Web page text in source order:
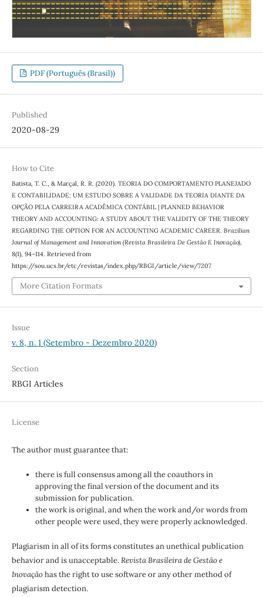
PDF (Português (Brasil))
Published
2020-08-29
How to Cite
Batista, T. C., & Marçal, R. R. (2020). TEORIA DO COMPORTAMENTO PLANEJADO
E CONTABILIDADE: UM ESTUDO SOBRE A VALIDADE DA TEORIA DIANTE DA
OPÇÃO PELA CARREIRA ACADÊMICA CONTÁBIL | PLANNED BEHAVIOR
THEORY AND ACCOUNTING: A STUDY ABOUT THE VALIDITY OF THE THEORY
REGARDING THE OPTION FOR AN ACCOUNTING ACADEMIC CAREER. Brazilian
Journal of Management and Innovation (Revista Brasileira De Gestão E Inovação),
8(1), 94–114. Retrieved from
https://sou.ucs.br/etc/revistas/index.php/RBGI/article/view/7207
More Citation Formats
Issue
v. 8, n. 1 (Setembro - Dezembro 2020)
Section
RBGI Articles
License
The author must guarantee that:
there is full consensus among all the coauthors in
approving the final version of the document and its
submission for publication.
the work is original, and when the work and/or words from
other people were used, they were properly acknowledged.
Plagiarism in all of its forms constitutes an unethical publication
behavior and is unacceptable.Revista Brasileira de Gestão e
Inovaçãohas the right to use software or any other method of
plagiarism detection.